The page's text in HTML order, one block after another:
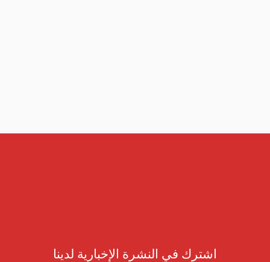
اشترك في النشرة الإخبارية لدينا